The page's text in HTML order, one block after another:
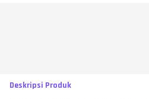
Deskripsi Produk